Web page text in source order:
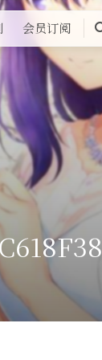
会员订阅
搜